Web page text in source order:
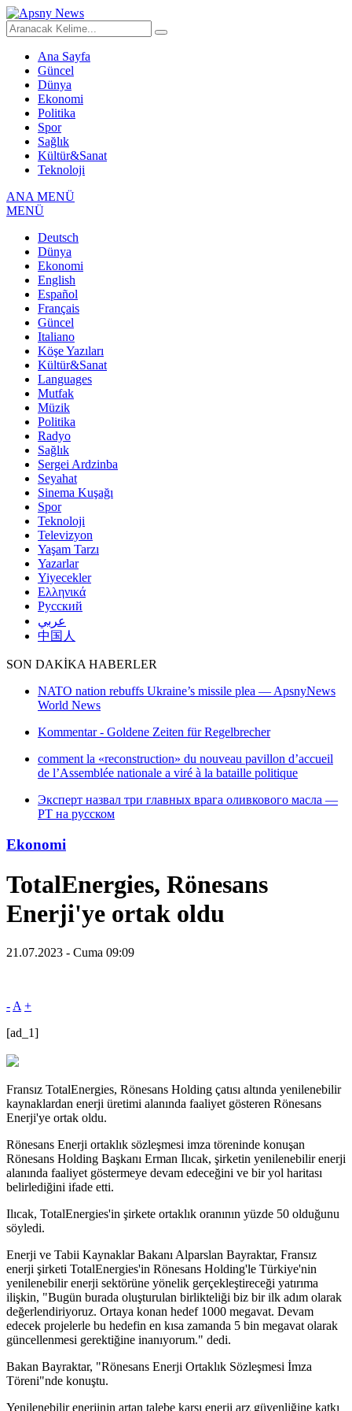
Ana Sayfa
Güncel
Dünya
Ekonomi
Politika
Spor
Sağlık
Kültür&Sanat
Teknoloji
ANA MENÜ
MENÜ
Deutsch
Dünya
Ekonomi
English
Español
Français
Güncel
Italiano
Köşe Yazıları
Kültür&Sanat
Languages
Mutfak
Müzik
Politika
Radyo
Sağlık
Sergei Ardzinba
Seyahat
Sinema Kuşağı
Spor
Teknoloji
Televizyon
Yaşam Tarzı
Yazarlar
Yiyecekler
Ελληνικά
Русский
عربي
中国人
SON DAKİKA HABERLER
NATO nation rebuffs Ukraine’s missile plea — ApsnyNews
World News
Kommentar - Goldene Zeiten für Regelbrecher
comment la «reconstruction» du nouveau pavillon d’accueil
de l’Assemblée nationale a viré à la bataille politique
Эксперт назвал три главных врага оливкового масла —
РТ на русском
Ekonomi
TotalEnergies, Rönesans
Enerji'ye ortak oldu
21.07.2023 - Cuma 09:09
- A +
[ad_1]
Fransız TotalEnergies, Rönesans Holding çatısı altında yenilenebilir
kaynaklardan enerji üretimi alanında faaliyet gösteren Rönesans
Enerji'ye ortak oldu.
Rönesans Enerji ortaklık sözleşmesi imza töreninde konuşan
Rönesans Holding Başkanı Erman Ilıcak, şirketin yenilenebilir enerji
alanında faaliyet göstermeye devam edeceğini ve bir yol haritası
belirlediğini ifade etti.
Ilıcak, TotalEnergies'in şirkete ortaklık oranının yüzde 50 olduğunu
söyledi.
Enerji ve Tabii Kaynaklar Bakanı Alparslan Bayraktar, Fransız
enerji şirketi TotalEnergies'in Rönesans Holding'le Türkiye'nin
yenilenebilir enerji sektörüne yönelik gerçekleştireceği yatırıma
ilişkin, "Bugün burada oluşturulan birlikteliği biz bir ilk adım olarak
değerlendiriyoruz. Ortaya konan hedef 1000 megavat. Devam
edecek projelerle bu hedefin en kısa zamanda 5 bin megavat olarak
güncellenmesi gerektiğine inanıyorum." dedi.
Bakan Bayraktar, "Rönesans Enerji Ortaklık Sözleşmesi İmza
Töreni"nde konuştu.
Yenilenebilir enerjinin artan talebe karşı enerji arz güvenliğine katkı